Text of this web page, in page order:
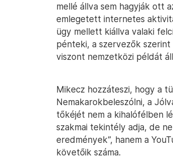
mellé állva sem hagyják ott
emlegetett internetes
ügy mellett kiállva valaki
pénteki, a szervezők
viszont nemzetközi példát
Mikecz hozzáteszi, hogy a
Nemakarokbeleszólni, a
tőkéjét nem a kihalófélben
szakmai tekintély adja, de
eredmények”, hanem a
követőik száma.